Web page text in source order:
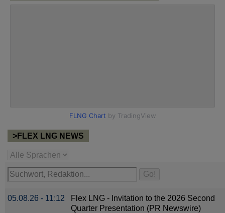
>FLEX LNG NEWS
05.08.26 - 11:12
Flex LNG - Invitation to the 2026 Second
Quarter Presentation (PR Newswire)